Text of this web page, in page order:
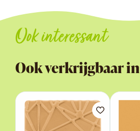
Ook interessant
Ook verkrijgbaar in